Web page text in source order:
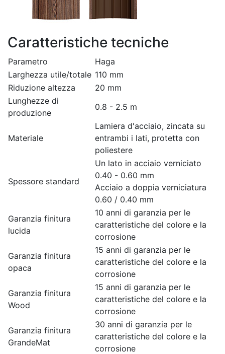
Caratteristiche tecniche
Parametro
Haga
Larghezza utile/totale 110 mm
Riduzione altezza
20 mm
Lunghezze di
produzione
0.8 - 2.5 m
Materiale
Lamiera d'acciaio, zincata su
entrambi i lati, protetta con
poliestere
Spessore standard
Un lato in acciaio verniciato
0.40 - 0.60 mm
Acciaio a doppia verniciatura
0.60 / 0.40 mm
Garanzia finitura
lucida
10 anni di garanzia per le
caratteristiche del colore e la
corrosione
Garanzia finitura
opaca
15 anni di garanzia per le
caratteristiche del colore e la
corrosione
Garanzia finitura
Wood
15 anni di garanzia per le
caratteristiche del colore e la
corrosione
Garanzia finitura
GrandeMat
30 anni di garanzia per le
caratteristiche del colore e la
corrosione